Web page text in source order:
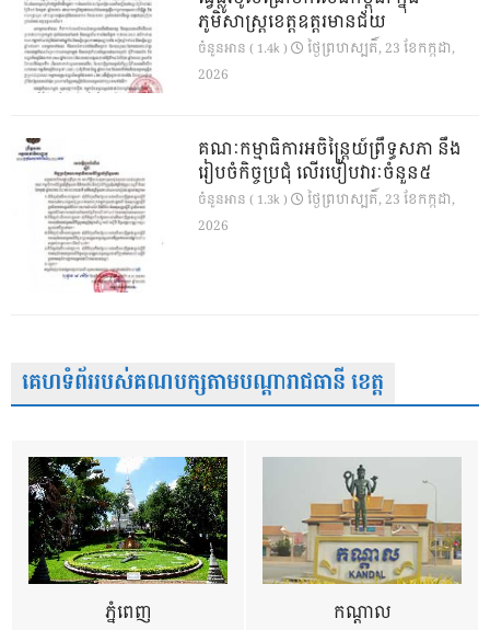
ភូមិសាស្ត្រខេត្តឧត្តរមានជ័យ
ចំនួនអាន ( 1.4k )
ថ្ងៃ​ព្រហស្បតិ៍, 23 ខែ​កក្កដា,
2026
គណៈកម្មាធិការអចិន្ត្រៃយ៍ព្រឹទ្ធសភា នឹង
រៀបចំកិច្ចប្រជុំ លើរបៀបវារៈចំនួន៥
ចំនួនអាន ( 1.3k )
ថ្ងៃ​ព្រហស្បតិ៍, 23 ខែ​កក្កដា,
2026
គេហទំព័ររបស់គណបក្សតាមបណ្តារាជធានី ខេត្ត
ភ្នំពេញ កណ្តាល